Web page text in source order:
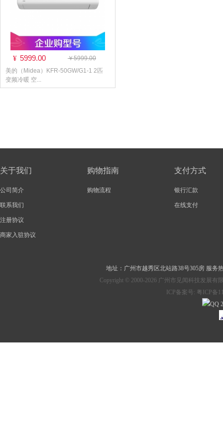
¥ 5999.00
￥5999.00
美的（Midea）KFR-50GW/G1-1 2匹
变频冷暖 空...
关于我们
公司简介
联系我们
注册协议
商家入驻协议
购物指南
购物流程
支付方式
银行汇款
在线支付
地址： 广州市越秀区北站路38号305房 服务
Copyright © 2000-2026 广州市见闻科技发展
ICP备案号: 粤ICP备